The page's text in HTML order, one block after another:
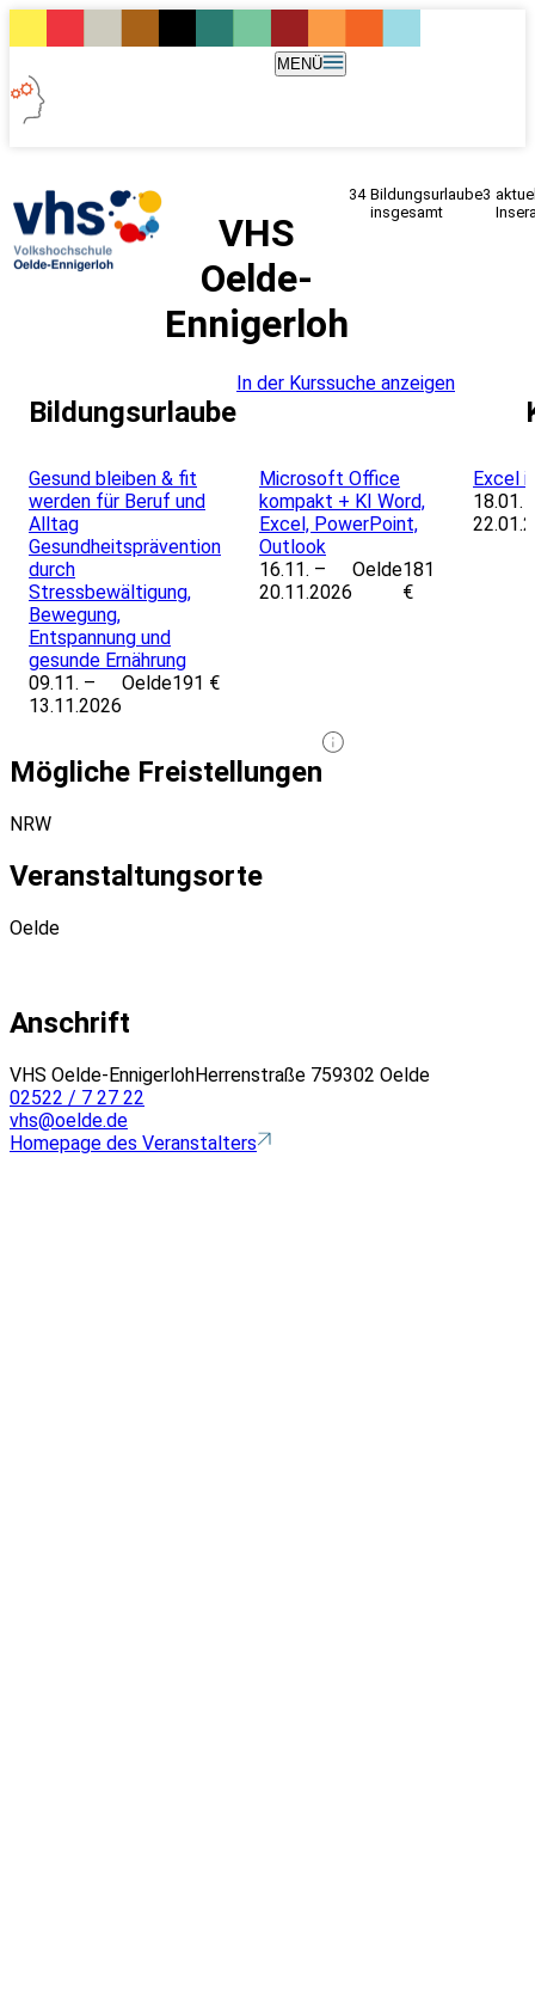
MENÜ
VHS
Oelde-
Ennigerloh
34 Bildungsurlaube
insgesamt
3
Bildungsurlaube
In der Kurssuche anzeigen
Gesund bleiben & fit
werden für Beruf und
Alltag
Gesundheitsprävention
durch
Stressbewältigung,
Bewegung,
Entspannung und
gesunde Ernährung
09.11. –
13.11.2026
Oelde191 €
Microsoft Office
kompakt + KI Word,
Excel, PowerPoint,
Outlook
16.11. –
20.11.2026
Oelde181
€
Excel
18.01.
Mögliche Freistellungen
NRW
Veranstaltungsorte
Oelde
Anschrift
VHS Oelde-EnnigerlohHerrenstraße 759302 Oelde
02522 / 7 27 22
vhs@oelde.de
Homepage des Veranstalters